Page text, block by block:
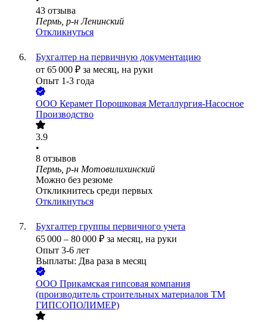
43 отзыва
Пермь, р-н Ленинский
Откликнуться
Бухгалтер на первичную документацию
от 65 000 ₽ за месяц, на руки
Опыт 1-3 года
ООО Керамет Порошковая Металлургия-Насосное
Производство
3.9
•
8 отзывов
Пермь, р-н Мотовилихинский
Можно без резюме
Откликнитесь среди первых
Откликнуться
Бухгалтер группы первичного учета
65 000 – 80 000 ₽ за месяц, на руки
Опыт 3-6 лет
Выплаты: Два раза в месяц
ООО Прикамская гипсовая компания
(производитель строительных материалов ТМ
ГИПСОПОЛИМЕР)